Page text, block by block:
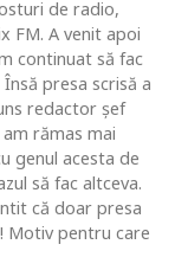
de radio,
FM. A venit apoi
continuat să fac
presa scrisă a
redactor şef
rămas mai
genul acesta de
să fac altceva.
că doar presa
Motiv pentru care